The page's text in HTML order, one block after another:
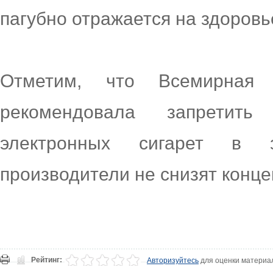
пагубно отражается на
Отметим, что Всемирная
рекомендовала
электронных сигарет в
производители не снизят
Рейтинг: Авторизуйтесьдля оценки